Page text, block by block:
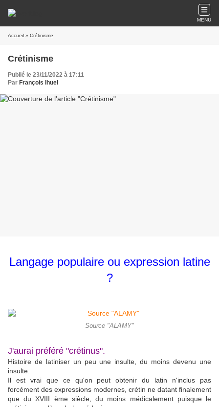
MENU
Accueil » Crétinisme
Crétinisme
Publié le 23/11/2022 à 17:11
Par François Ihuel
Langage populaire ou expression latine
?
Source "ALAMY"
J'aurai préféré "crétinus".
Histoire de latiniser un peu une insulte, du moins devenu une
insulte.
Il est vrai que ce qu'on peut obtenir du latin n'inclus pas
forcément des expressions modernes, crétin ne datant finalement
que du XVIII ème siècle, du moins médicalement puisque le